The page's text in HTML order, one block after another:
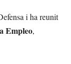
i ha reunit
Empleo,